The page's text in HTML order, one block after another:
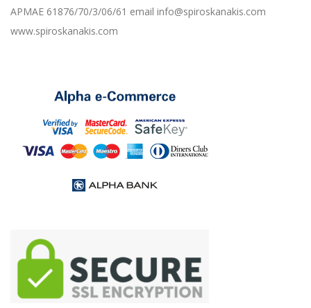
ΑΡΜΑΕ 61876/70/3/06/61 email info@spiroskanakis.com
www.spiroskanakis.com